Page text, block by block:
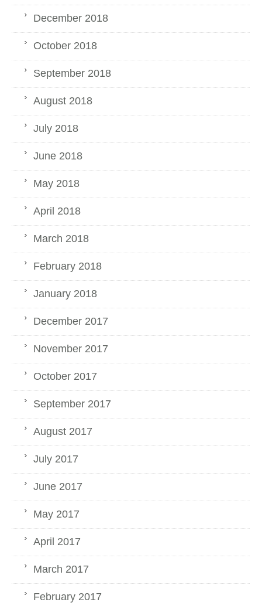
December 2018
October 2018
September 2018
August 2018
July 2018
June 2018
May 2018
April 2018
March 2018
February 2018
January 2018
December 2017
November 2017
October 2017
September 2017
August 2017
July 2017
June 2017
May 2017
April 2017
March 2017
February 2017